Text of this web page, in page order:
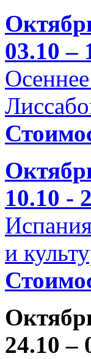
03.10 –
10.10 -
и
24.10 –